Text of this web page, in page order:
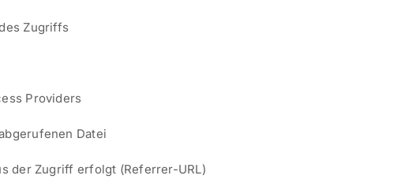
Zugriffs
Providers
Datei
der Zugriff erfolgt (Referrer-URL)